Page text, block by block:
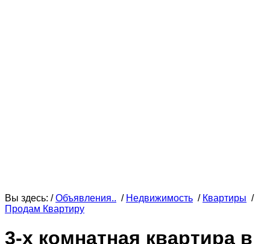
Вы здесь: /Объявления.. / Недвижимость / Квартиры /
Продам Квартиру
3-х комнатная квартира в